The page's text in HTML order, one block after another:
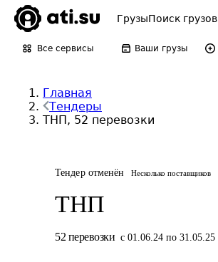
ГрузыПоиск грузов
Все сервисы Ваши грузы
Главная
Тендеры
ТНП, 52 перевозки
Тендер отменён Несколько поставщиков
ТНП
52 перевозки с 01.06.24 по 31.05.25